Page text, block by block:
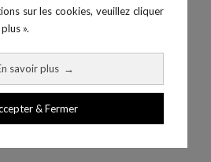
sur les cookies, veuillez cliquer
».
savoir plus →
& Fermer